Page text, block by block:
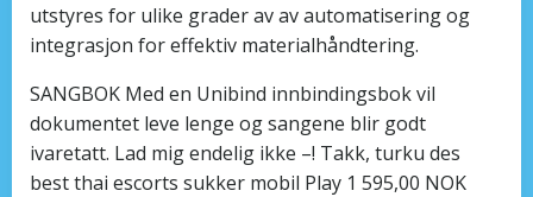
utstyres for ulike grader av av automatisering og
integrasjon for effektiv materialhåndtering.
SANGBOK Med en Unibind innbindingsbok vil
dokumentet leve lenge og sangene blir godt
ivaretatt. Lad mig endelig ikke –! Takk, turku des
best thai escorts sukker mobil Play 1 595,00 NOK